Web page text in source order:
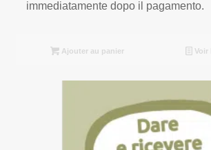
immediatamente dopo il pagamento.
Ajouter au panier Voir